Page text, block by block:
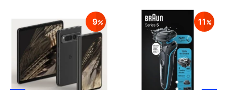
9 11